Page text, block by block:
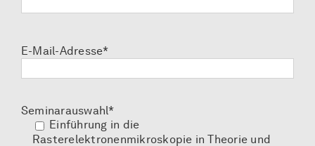
E-Mail-Adresse*
Seminarauswahl*
Einführung in die
Rasterelektronenmikroskopie in Theorie und